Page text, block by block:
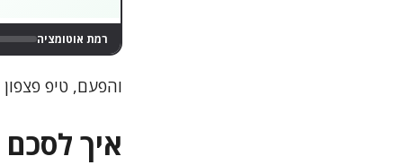
רמת אוטומציה
והפעם, טיפ
איך